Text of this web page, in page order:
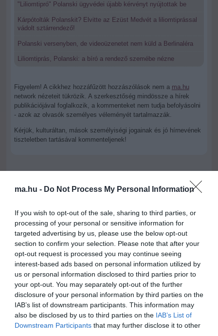
ma.hu - Do Not Process My Personal Information
If you wish to opt-out of the sale, sharing to third parties, or
processing of your personal or sensitive information for
targeted advertising by us, please use the below opt-out
section to confirm your selection. Please note that after your
opt-out request is processed you may continue seeing
interest-based ads based on personal information utilized by
us or personal information disclosed to third parties prior to
your opt-out. You may separately opt-out of the further
disclosure of your personal information by third parties on the
IAB’s list of downstream participants. This information may
also be disclosed by us to third parties on the IAB’s List of
Downstream Participants that may further disclose it to other
"Liliomtipró" Polanski ügyvédei újabb kérvényt nyújtottak be
Kárpótolták Polanskit? Elvitte az Ezüst Medvét a liliomtiprással
vádolt sztárrendező!
Polanski versenyben, de videoüzenetet nem küld a Berlinaléra
Liliomtiprás, Polanski: a bíró a rendező szemébe nézne
Figyelem! A cikkhez hozzáfűzött hozzászólások nem a ma.hu
network nézeteit tükrözik. A szerkesztőség mindössze a hírek
publikációjával foglalkozik, a kommenteket nem tudja befolyásolni
- azok az olvasók személyes véleményét tartalmazzák.
Kérjük, kulturáltan, mások személyiségi jogainak és jó hírnevének
tiszteletben tartásával kommenteljenek!
8:04
Vitézy Dávid: 2,3 milliárd forint került vissza az államhoz
egy útdíjrendszeres ügylet felülvizsgálata után
22:22
Saját életét is kockára tette a magyar erdész, hogy
megállítsa a tüzet
Második világháborús MG-42 géppuskát emeltek ki a
Dunából - a rendőrség lefoglalta
18:19
A Miniszterelnökség felmondta a Lounge Eventtel kötött
keretszerződését
16:21 Megérkezett az eső a Duna vízgyűjtőjére
14:26
Újabb két gyanúsítottat fogtak el a 600 milliós